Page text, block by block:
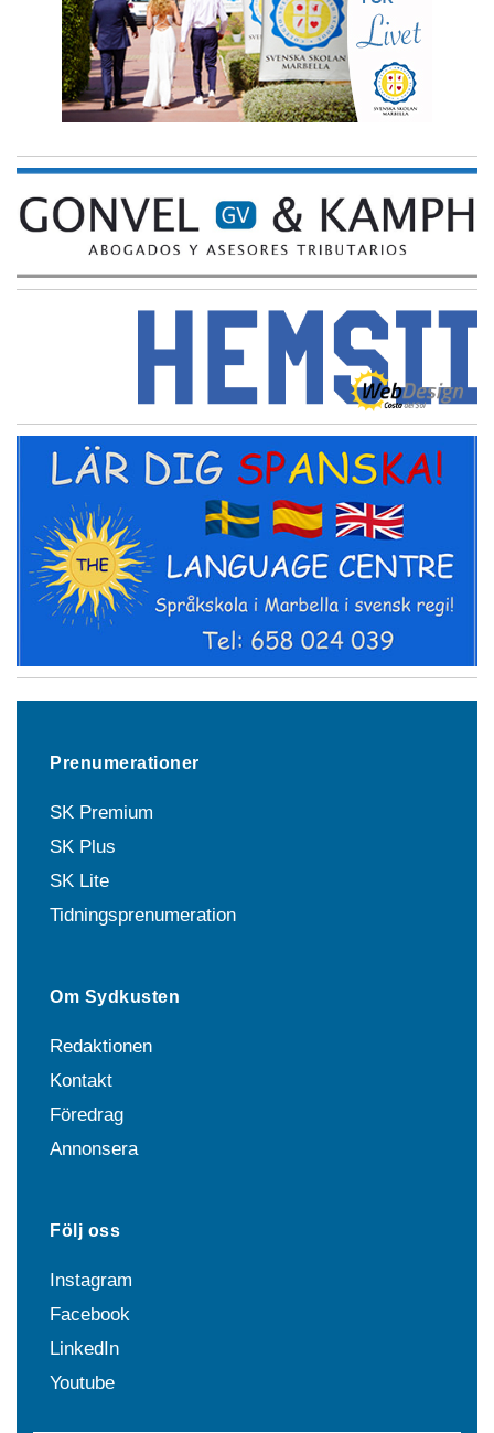
Prenumerationer
SK Premium
SK Plus
SK Lite
Tidningsprenumeration
Om Sydkusten
Redaktionen
Kontakt
Föredrag
Annonsera
Följ oss
Instagram
Facebook
LinkedIn
Youtube